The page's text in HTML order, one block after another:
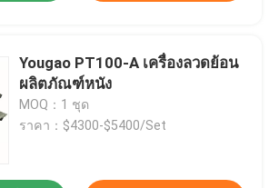
าพ
Yougao PT100-A เครื่องลวดย้อน
ผลิตภัณฑ์หนัง
MOQ：1 ชุด
ราคา：$4300-$5400/Set